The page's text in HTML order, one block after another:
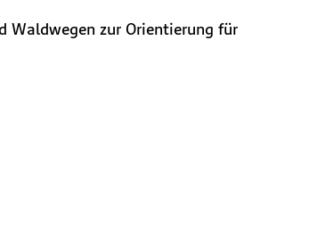
Waldwegen zur Orientierung für